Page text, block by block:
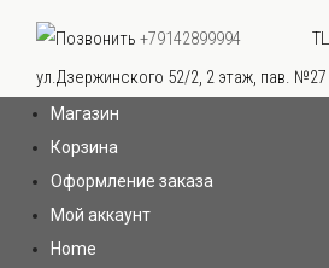
+79142899994
ул.Дзержинского 52/2, 2 этаж, пав. №27
Магазин
Корзина
Оформление заказа
Мой аккаунт
Home